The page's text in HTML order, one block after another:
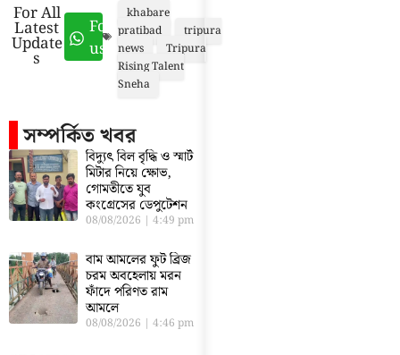
For All
Latest
Update
s
Follow
us
khabare
pratibad
tripura
news
Tripura
Rising Talent
Sneha
সম্পর্কিত খবর
বিদ্যুৎ বিল বৃদ্ধি ও স্মার্ট
মিটার নিয়ে ক্ষোভ,
গোমতীতে যুব
কংগ্রেসের ডেপুটেশন
08/08/2026 4:49 pm
বাম আমলের ফুট ব্রিজ
চরম অবহেলায় মরন
ফাঁদে পরিণত রাম
আমলে
08/08/2026 4:46 pm